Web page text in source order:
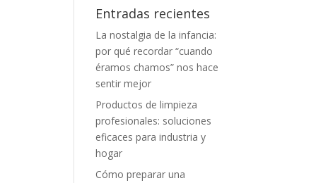
Entradas recientes
La nostalgia de la infancia:
por qué recordar “cuando
éramos chamos” nos hace
sentir mejor
Productos de limpieza
profesionales: soluciones
eficaces para industria y
hogar
Cómo preparar una